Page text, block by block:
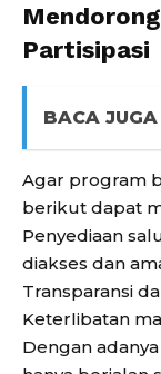
Partisipasi
BACA JUGA
Agar program
berikut dapat
Penyediaan
diakses dan
Transparansi
Keterlibatan
Dengan